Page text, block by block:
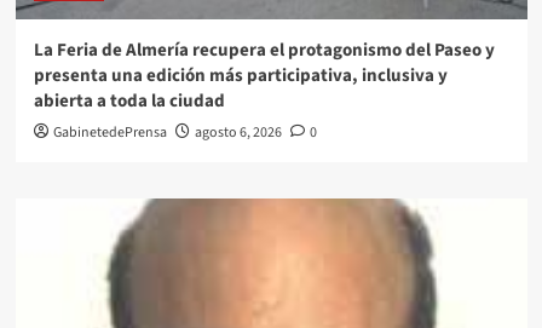
La Feria de Almería recupera el protagonismo del Paseo y
presenta una edición más participativa, inclusiva y
abierta a toda la ciudad
GabinetedePrensa agosto 6, 2026 0